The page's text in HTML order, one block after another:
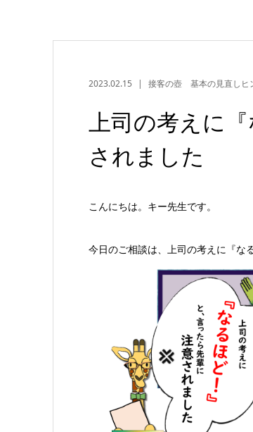
2023.02.15 接客の壺 基本の見直しヒ
上司の考えに
されました
こんにちは。キー先生です。
今日のご相談は、上司の考えに『な